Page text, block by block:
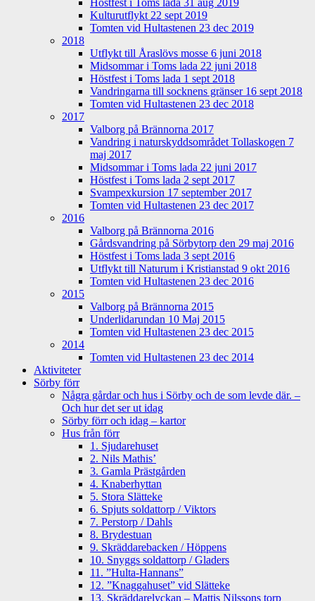
Höstfest i Toms lada 31 aug 2019
Kulturutflykt 22 sept 2019
Tomten vid Hultastenen 23 dec 2019
2018
Utflykt till Åraslövs mosse 6 juni 2018
Midsommar i Toms lada 22 juni 2018
Höstfest i Toms lada 1 sept 2018
Vandringarna till socknens gränser 16 sept 2018
Tomten vid Hultastenen 23 dec 2018
2017
Valborg på Brännorna 2017
Vandring i naturskyddsområdet Tollaskogen 7
maj 2017
Midsommar i Toms lada 22 juni 2017
Höstfest i Toms lada 2 sept 2017
Svampexkursion 17 september 2017
Tomten vid Hultastenen 23 dec 2017
2016
Valborg på Brännorna 2016
Gårdsvandring på Sörbytorp den 29 maj 2016
Höstfest i Toms lada 3 sept 2016
Utflykt till Naturum i Kristianstad 9 okt 2016
Tomten vid Hultastenen 23 dec 2016
2015
Valborg på Brännorna 2015
Underlidarundan 10 Maj 2015
Tomten vid Hultastenen 23 dec 2015
2014
Tomten vid Hultastenen 23 dec 2014
Aktiviteter
Sörby förr
Några gårdar och hus i Sörby och de som levde där. –
Och hur det ser ut idag
Sörby förr och idag – kartor
Hus från förr
1. Sjudarehuset
2. Nils Mathis’
3. Gamla Prästgården
4. Knaberhyttan
5. Stora Slätteke
6. Spjuts soldattorp / Viktors
7. Perstorp / Dahls
8. Brydestuan
9. Skräddarebacken / Höppens
10. Snyggs soldattorp / Gladers
11. ”Hulta-Hannans”
12. ”Knaggahuset” vid Slätteke
13. Skräddarelyckan – Mattis Nilssons torp